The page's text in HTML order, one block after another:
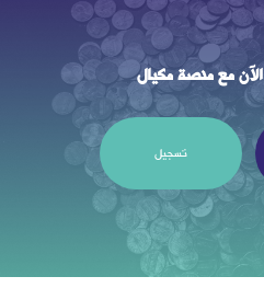
الآنمعمنصةمكيال
تسجيل